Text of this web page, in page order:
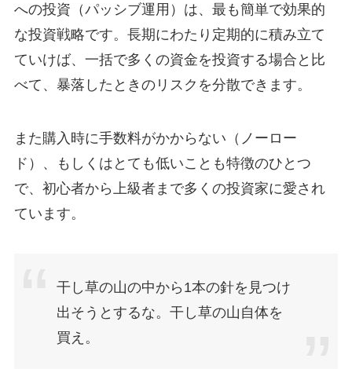
への投資（パッシブ運用）は、最も簡単で効果的
な投資戦略です。長期にわたり定期的に積み立て
ていけば、一括で多くの資金を投資する場合と比
べて、暴落したときのリスクを分散できます。
また購入時に手数料がかからない（ノーロー
ド）、もしくはとても低いことも特徴のひとつ
で、初心者から上級者まで多くの投資家に愛され
ています。
干し草の山の中から1本の針を見つけ
出そうとするな。干し草の山自体を
買え。